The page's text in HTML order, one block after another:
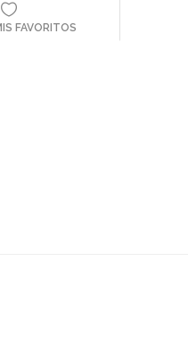
FAVORITOS